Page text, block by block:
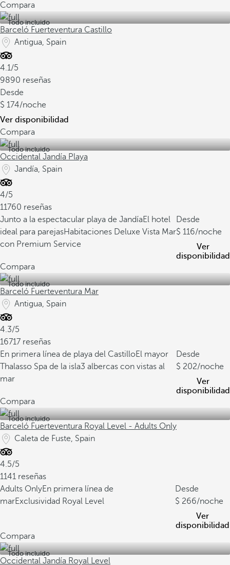
Compara
Todo incluido
Barceló Fuerteventura Castillo
Antigua, Spain
4.1/5
9890 reseñas
Desde
174/noche
Ver disponibilidad
Compara
Todo incluido
Occidental Jandía Playa
Jandía, Spain
4/5
11760 reseñas
Junto a la espectacular playa de JandíaEl hotel
ideal para parejasHabitaciones Deluxe Vista Mar
con Premium Service
Desde
116/noche
Ver
disponibilidad
Compara
Todo incluido
Barceló Fuerteventura Mar
Antigua, Spain
4.3/5
16717 reseñas
En primera línea de playa del CastilloEl mayor
Thalasso Spa de la isla3 albercas con vistas al
mar
Desde
202/noche
Ver
disponibilidad
Compara
Todo incluido
Barceló Fuerteventura Royal Level - Adults Only
Caleta de Fuste, Spain
4.5/5
1141 reseñas
Adults OnlyEn primera línea de
marExclusividad Royal Level
Desde
266/noche
Ver
disponibilidad
Compara
Todo incluido
Occidental Jandía Royal Level